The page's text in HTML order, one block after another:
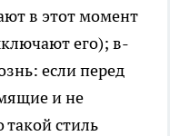
в этот момент
его); в-
если перед
и не
стиль